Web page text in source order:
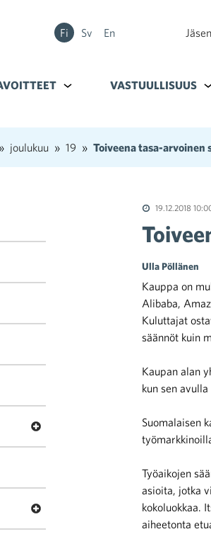
Fi Sv En
Alavalikko kohteelle Tavoitteet
VASTUULLISUUS
joulukuu 19 Toiveena tasa-arvoinen
19.12.2018
Ulla Pöllänen
Kauppa on
Alibaba,
Kuluttajat
säännöt kuin
Kaupan alan
kun sen
Suomalaisen
Työaikojen
asioita, jotka
kokoluokkaa.
aiheetonta
Avaa valikko Häiriötilanteisiin
Avaa valikko Tarinoita kaupan alalta